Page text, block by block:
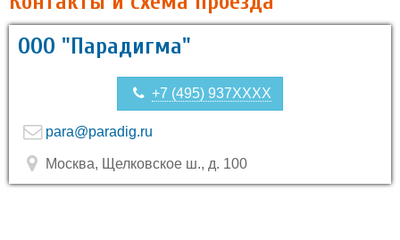
ООО "Парадигма"
+7 (495) 937XXXX
para@paradig.ru
Москва, Щелковское ш., д. 100